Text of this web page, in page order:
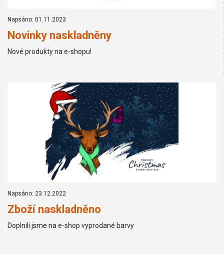
Napsáno: 01.11.2023
Novinky naskladněny
Nové produkty na e-shopu!
Napsáno: 23.12.2022
Zboží naskladněno
Doplnili jsme na e-shop vyprodané barvy